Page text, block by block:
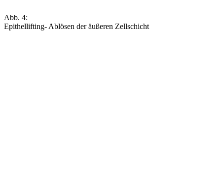
Abb. 4:
Epithellifting- Ablösen der äußeren Zellschicht